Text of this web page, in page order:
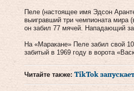
Пеле (настоящее имя Эдсон
выигравший три чемпионата мира
он забил 77 мячей. Нападающий
На «Маракане» Пеле забил свой
забитый в 1969 году в ворота
Читайте также: TikTok